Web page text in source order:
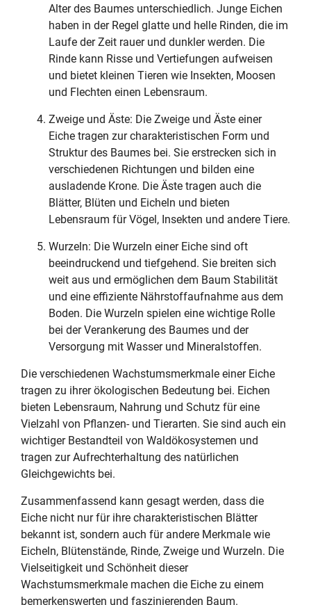
Alter des Baumes unterschiedlich. Junge Eichen
haben in der Regel glatte und helle Rinden, die im
Laufe der Zeit rauer und dunkler werden. Die
Rinde kann Risse und Vertiefungen aufweisen
und bietet kleinen Tieren wie Insekten, Moosen
und Flechten einen Lebensraum.
Zweige und Äste: Die Zweige und Äste einer
Eiche tragen zur charakteristischen Form und
Struktur des Baumes bei. Sie erstrecken sich in
verschiedenen Richtungen und bilden eine
ausladende Krone. Die Äste tragen auch die
Blätter, Blüten und Eicheln und bieten
Lebensraum für Vögel, Insekten und andere Tiere.
Wurzeln: Die Wurzeln einer Eiche sind oft
beeindruckend und tiefgehend. Sie breiten sich
weit aus und ermöglichen dem Baum Stabilität
und eine effiziente Nährstoffaufnahme aus dem
Boden. Die Wurzeln spielen eine wichtige Rolle
bei der Verankerung des Baumes und der
Versorgung mit Wasser und Mineralstoffen.
Die verschiedenen Wachstumsmerkmale einer Eiche
tragen zu ihrer ökologischen Bedeutung bei. Eichen
bieten Lebensraum, Nahrung und Schutz für eine
Vielzahl von Pflanzen- und Tierarten. Sie sind auch ein
wichtiger Bestandteil von Waldökosystemen und
tragen zur Aufrechterhaltung des natürlichen
Gleichgewichts bei.
Zusammenfassend kann gesagt werden, dass die
Eiche nicht nur für ihre charakteristischen Blätter
bekannt ist, sondern auch für andere Merkmale wie
Eicheln, Blütenstände, Rinde, Zweige und Wurzeln. Die
Vielseitigkeit und Schönheit dieser
Wachstumsmerkmale machen die Eiche zu einem
bemerkenswerten und faszinierenden Baum.